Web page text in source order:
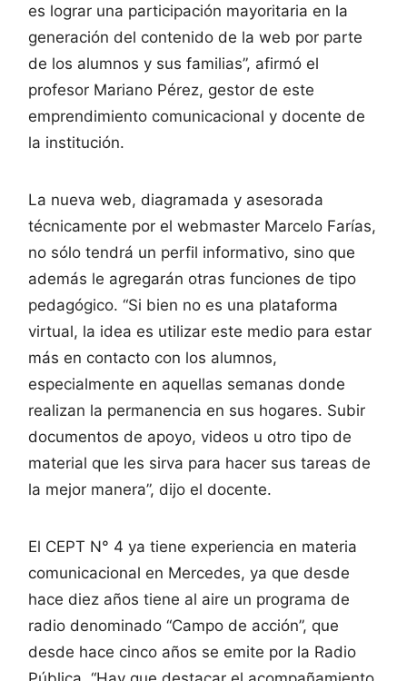
es lograr una participación mayoritaria en la
generación del contenido de la web por parte
de los alumnos y sus familias”, afirmó el
profesor Mariano Pérez, gestor de este
emprendimiento comunicacional y docente de
la institución.
La nueva web, diagramada y asesorada
técnicamente por el webmaster Marcelo Farías,
no sólo tendrá un perfil informativo, sino que
además le agregarán otras funciones de tipo
pedagógico. “Si bien no es una plataforma
virtual, la idea es utilizar este medio para estar
más en contacto con los alumnos,
especialmente en aquellas semanas donde
realizan la permanencia en sus hogares. Subir
documentos de apoyo, videos u otro tipo de
material que les sirva para hacer sus tareas de
la mejor manera”, dijo el docente.
El CEPT N° 4 ya tiene experiencia en materia
comunicacional en Mercedes, ya que desde
hace diez años tiene al aire un programa de
radio denominado “Campo de acción”, que
desde hace cinco años se emite por la Radio